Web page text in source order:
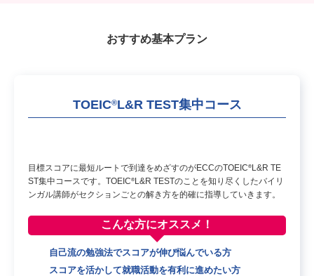
おすすめ基本プラン
TOEIC®L&R TEST集中コース
目標スコアに最短ルートで到達をめざすのがECCのTOEIC®L&R TE
ST集中コースです。TOEIC®L&R TESTのことを知り尽くしたバイリ
ンガル講師がセクションごとの解き方を的確に指導していきます。
こんな方にオススメ！
自己流の勉強法でスコアが伸び悩んでいる方
スコアを活かして就職活動を有利に進めたい方